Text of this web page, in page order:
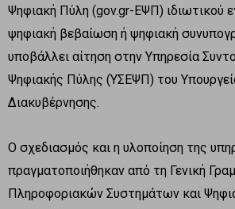
Ψηφιακή Πύλη (gov.gr-ΕΨΠ) ιδιωτικού
ψηφιακή βεβαίωση ή ψηφιακή
υποβάλλει αίτηση στην Υπηρεσία
Ψηφιακής Πύλης (ΥΣΕΨΠ) του
Διακυβέρνησης.
Ο σχεδιασμός και η υλοποίηση της
πραγματοποιήθηκαν από τη Γενική
Πληροφοριακών Συστημάτων και